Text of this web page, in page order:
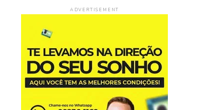
ADVERTISEMENT